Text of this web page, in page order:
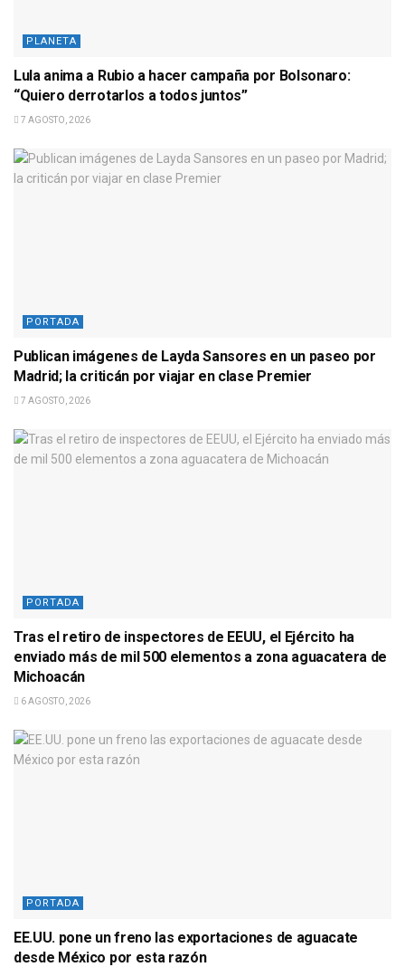
PLANETA
Lula anima a Rubio a hacer campaña por Bolsonaro:
“Quiero derrotarlos a todos juntos”
7 AGOSTO, 2026
PORTADA
Publican imágenes de Layda Sansores en un paseo por
Madrid; la criticán por viajar en clase Premier
7 AGOSTO, 2026
PORTADA
Tras el retiro de inspectores de EEUU, el Ejército ha
enviado más de mil 500 elementos a zona aguacatera de
Michoacán
6 AGOSTO, 2026
PORTADA
EE.UU. pone un freno las exportaciones de aguacate
desde México por esta razón